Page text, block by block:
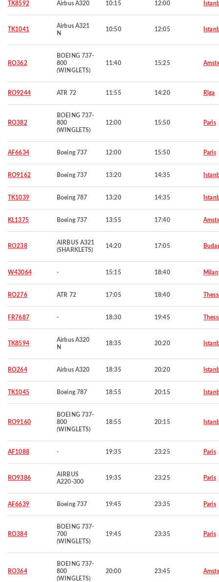
TK8592 Airbus A320 10:15 12:00
TK1041
Airbus A321
N
10:50 12:05
RO362
BOEING 737-
800
(WINGLETS)
11:40 15:25
RO9244 ATR 72 11:55 14:20 Rīga
RO382
BOEING 737-
800
(WINGLETS)
12:00 15:50 Paris
AF6634 Boeing 737 12:00 15:50 Paris
RO9162 Boeing 737 13:20 14:35
TK1039 Boeing 787 13:20 14:35
KL1375 Boeing 737 13:55 17:40
RO238
AIRBUS A321
(SHARKLETS)
14:20 17:05
W43064 - 15:15 18:40 Milan
RO276 ATR 72 17:05 18:40
FR7687 - 18:30 19:45
TK8594
Airbus A320
N
18:35 20:20
RO264 Airbus A320 18:35 20:20
TK1045 Boeing 787 18:55 20:15
RO9160
BOEING 737-
800
(WINGLETS)
18:55 20:15
AF1088 - 19:35 23:25 Paris
RO9386
AIRBUS
A220-300
19:35 23:25 Paris
AF6639 Boeing 737 19:45 23:35 Paris
RO384
BOEING 737-
700
(WINGLETS)
19:45 23:35 Paris
RO364
BOEING 737-
800
(WINGLETS)
20:00 23:45